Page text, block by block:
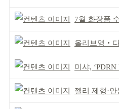
7월 화장품
올리브영‧다이
미샤, ‘PDRN
젤리 제형·안묻립